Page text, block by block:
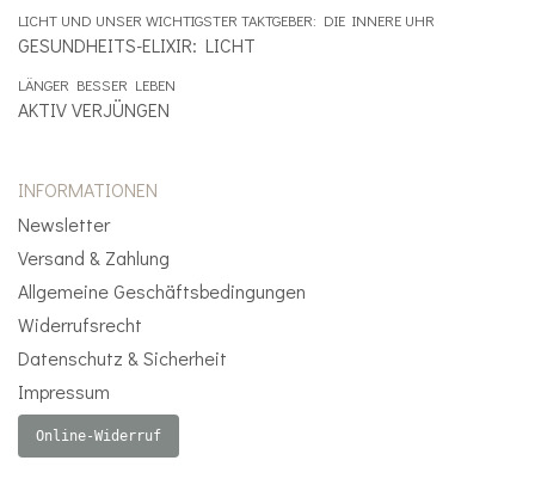
LICHT UND UNSER WICHTIGSTER TAKTGEBER: DIE INNERE UHR
GESUNDHEITS-ELIXIR: LICHT
LÄNGER BESSER LEBEN
AKTIV VERJÜNGEN
INFORMATIONEN
Newsletter
Versand & Zahlung
Allgemeine Geschäftsbedingungen
Widerrufsrecht
Datenschutz & Sicherheit
Impressum
Online-Widerruf